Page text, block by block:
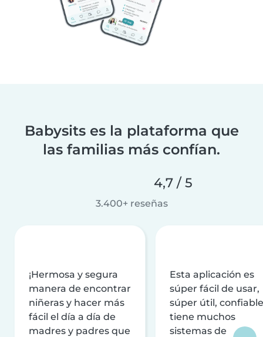
Babysits es la plataforma que
las familias más confían.
4,7 / 5
3.400+ reseñas
¡Hermosa y segura
manera de encontrar
niñeras y hacer más
fácil el día a día de
madres y padres que
Esta aplicación es
súper fácil de usar,
súper útil,
tiene muchos
sistemas de